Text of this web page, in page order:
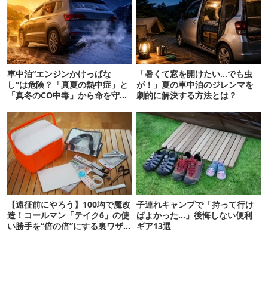
車中泊“エンジンかけっぱな
し”は危険？「真夏の熱中症」と
「真冬のCO中毒」から命を守る
「暑くて窓を開けたい…でも虫
が！」夏の車中泊のジレンマを
劇的に解決する方法とは？
【遠征前にやろう】100均で魔改
造！コールマン「テイク6」の使
い勝手を“倍の倍”にする裏ワザ6
子連れキャンプで「持って行け
ばよかった…」後悔しない便利
ギア13選